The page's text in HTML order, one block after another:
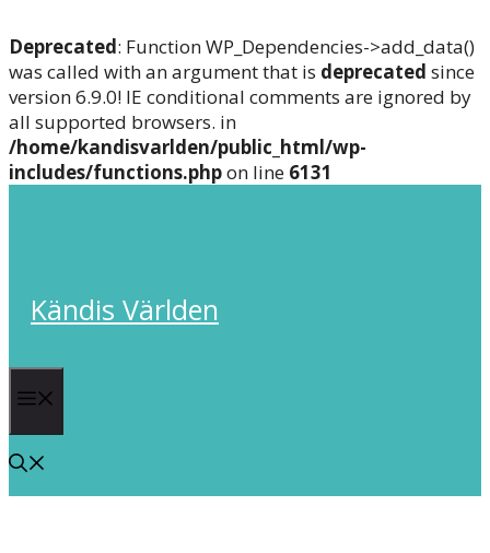
Deprecated: Function WP_Dependencies->add_data()
was called with an argument that is deprecated since
version 6.9.0! IE conditional comments are ignored by
all supported browsers. in
/home/kandisvarlden/public_html/wp-
includes/functions.phpon line 6131
Kändis Världen